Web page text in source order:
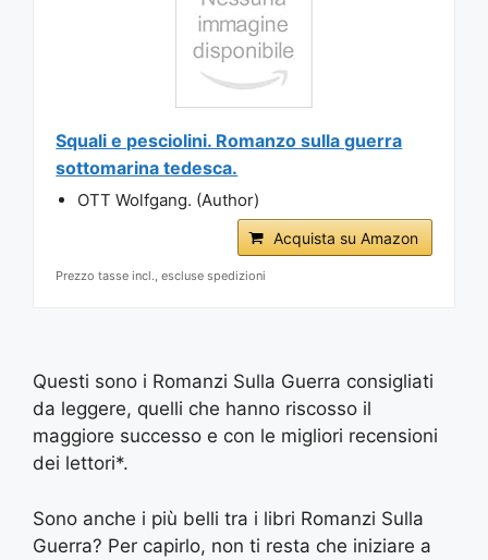
Squali e pesciolini. Romanzo sulla guerra
sottomarina tedesca.
OTT Wolfgang. (Author)
Acquista su Amazon
Prezzo tasse incl., escluse spedizioni
Questi sono i Romanzi Sulla Guerra consigliati
da leggere, quelli che hanno riscosso il
maggiore successo e con le migliori recensioni
dei lettori*.
Sono anche i più belli tra i libri Romanzi Sulla
Guerra? Per capirlo, non ti resta che iniziare a